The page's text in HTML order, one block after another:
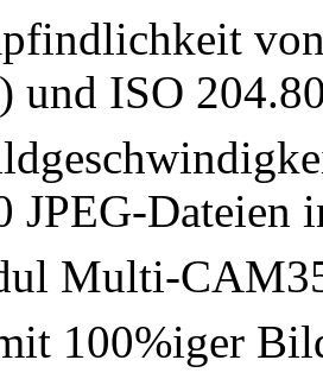
und ISO
JPEG-Dateien
Multi-
100%iger